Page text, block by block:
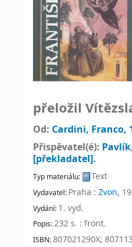
přeložil
Od: Cardini, Franco,
Přispěvatel(é):
[překladatel].
Typ materiálu: Text
Vydavatel: Praha : Zvon,
Vydání: 1. vyd.
Popis:232 s. : front.
ISBN:807021290X;